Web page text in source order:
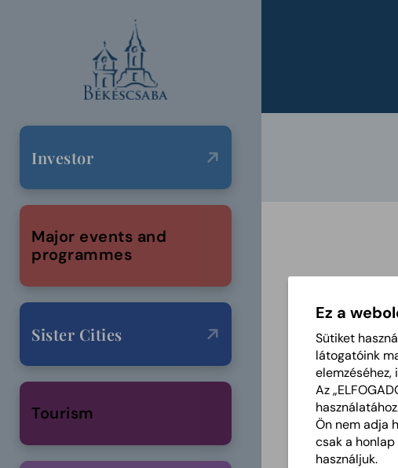
Investor
Major events and
programmes
Sister Cities
Tourism
Ez a
Sütiket
látogatóink
Az
Ön nem adja
csak a
használjuk.